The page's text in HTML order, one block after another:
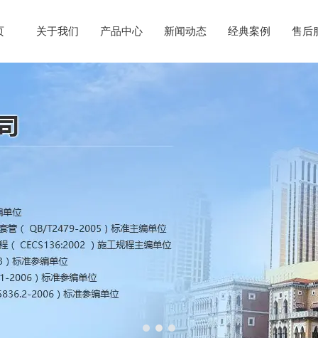
关于我们 产品中心 新闻动态 经典案例 售后
1 2 3